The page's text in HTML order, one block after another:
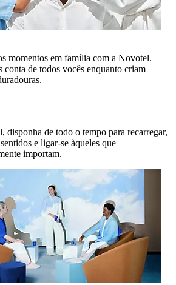
momentos em família com a Novotel.
conta de todos vocês enquanto criam
disponha de todo o tempo para recarregar,
e ligar-se àqueles que
importam.